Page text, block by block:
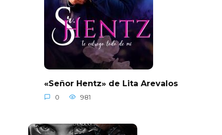
«Señor Hentz» de Lita Arevalos
0 981